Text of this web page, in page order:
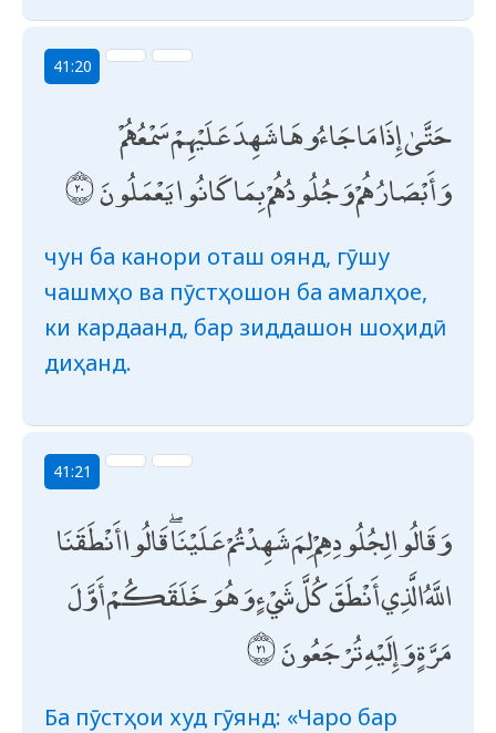
41:20
حَتَّىٰ إِذَا مَا جَاءُوهَا شَهِدَ عَلَيْهِمْ سَمْعُهُمْ
وَأَبْصَارُهُمْ وَجُلُودُهُمْ بِمَا كَانُوا يَعْمَلُونَ
чун ба канори оташ оянд, гӯшу
чашмҳо ва пӯстҳошон ба амалҳое,
ки кардаанд, бар зиддашон шоҳидӣ
диҳанд.
41:21
وَقَالُوا لِجُلُودِهِمْ لِمَ شَهِدْتُمْ عَلَيْنَا ۖ قَالُوا أَنْطَقَنَا
اللَّهُ الَّذِي أَنْطَقَ كُلَّ شَيْءٍ وَهُوَ خَلَقَكُمْ أَوَّلَ
مَرَّةٍ وَإِلَيْهِ تُرْجَعُونَ
Ба пӯстҳои худ гӯянд: «Чаро бар